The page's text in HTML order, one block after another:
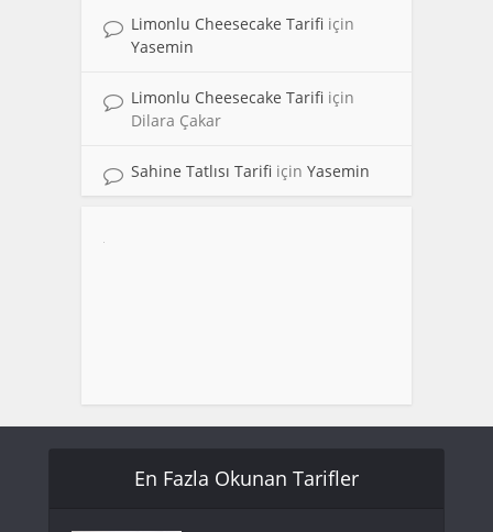
Limonlu Cheesecake Tarifi için
Yasemin
Limonlu Cheesecake Tarifi için
Dilara Çakar
Sahine Tatlısı Tarifi için Yasemin
En Fazla Okunan Tarifler